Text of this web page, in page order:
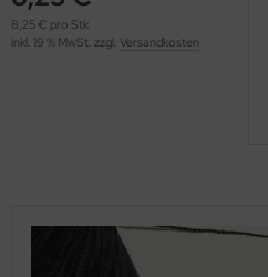
8,25 € pro Stk
inkl. 19 % MwSt. zzgl. Versandkosten